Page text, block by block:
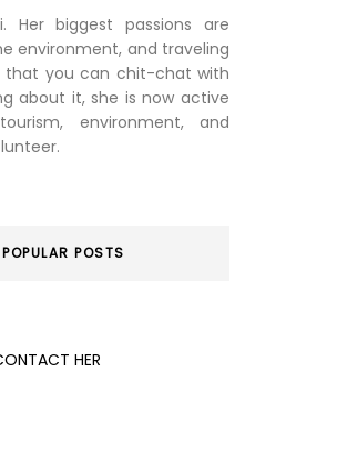
Her biggest passions are
environment, and traveling
that you can chit-chat with
about it, she is now active
environment, and
POPULAR POSTS
HER